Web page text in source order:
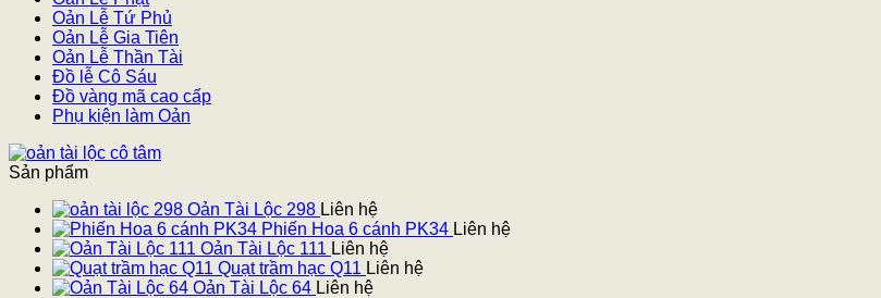
Oản Lễ Tứ Phủ
Oản Lễ Gia Tiên
Oản Lễ Thần Tài
Đồ lễ Cô Sáu
Đồ vàng mã cao cấp
Phụ kiện làm Oản
Sản phẩm
Oản Tài Lộc 298 Liên hệ
Phiến Hoa 6 cánh PK34 Liên hệ
Oản Tài Lộc 111 Liên hệ
Quạt trầm hạc Q11 Liên hệ
Oản Tài Lộc 64 Liên hệ